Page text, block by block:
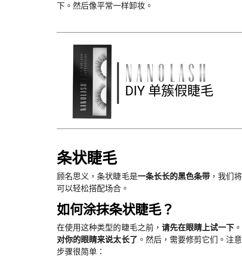
下。然后像平常一样卸妆。
DIY 单簇假睫毛
条状睫毛
顾名思义，条状睫毛是一条长长的黑色条带，我们
可以轻松搭配场合。
如何涂抹条状睫毛？
在使用这种类型的睫毛之前， 请先在眼睛上试一下
对你的眼睛来说太长了 。然后，需要修剪它们。注
步骤很简单：